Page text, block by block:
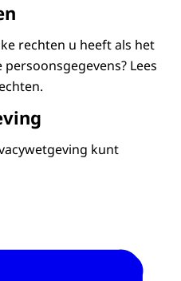
rechten u heeft als het
Lees
kunt